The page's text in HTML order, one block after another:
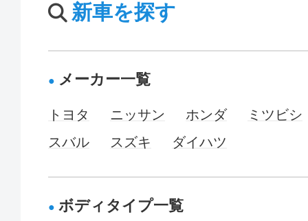
新車を探す
メーカー一覧
トヨタ ニッサン ホンダ
ミツビシ
スバル
スズキ ダイハツ
ボディタイプ一覧